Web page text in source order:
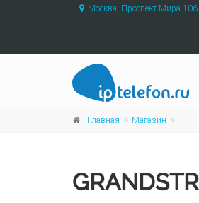
Москва, Проспект Мира 106
Главная Магазин